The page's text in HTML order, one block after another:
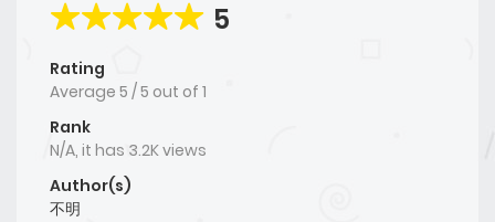
5
Rating
Average 5 /5 out of 1
Rank
N/A, it has 3.2K views
Author(s)
不明